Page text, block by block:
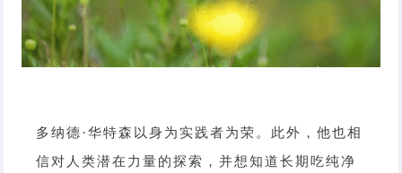
多纳德·华特森以身为实践者为荣。此外，他也相
信对人类潜在力量的探索，并想知道长期吃纯净